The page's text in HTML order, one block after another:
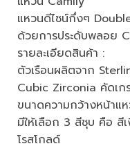
แหวนดีไซน์กึ่งๆ
ด้วยการประดับพลอย
รายละเอียดสินค้า :
ตัวเรือนผลิตจาก
Cubic Zirconia คัดเ
ขนาดความกว้างหน้าแ
มีให้เลือก 3 สีชุบ คือ สี
โรสโกลด์